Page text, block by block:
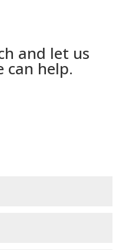
and let us
can help.